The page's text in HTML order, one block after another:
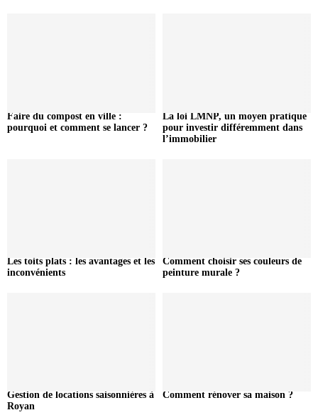
Faire du compost en ville :
pourquoi et comment se lancer ?
La loi LMNP, un moyen pratique
pour investir différemment dans
l’immobilier
Les toits plats : les avantages et les
inconvénients
Comment choisir ses couleurs de
peinture murale ?
Gestion de locations saisonnières à
Royan
Comment rénover sa maison ?